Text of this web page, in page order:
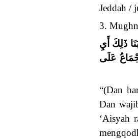
Jeddah /
3.
ذَلِكَ أَيِ
عَلَى
“(Dan
Dan
‘Aisyah